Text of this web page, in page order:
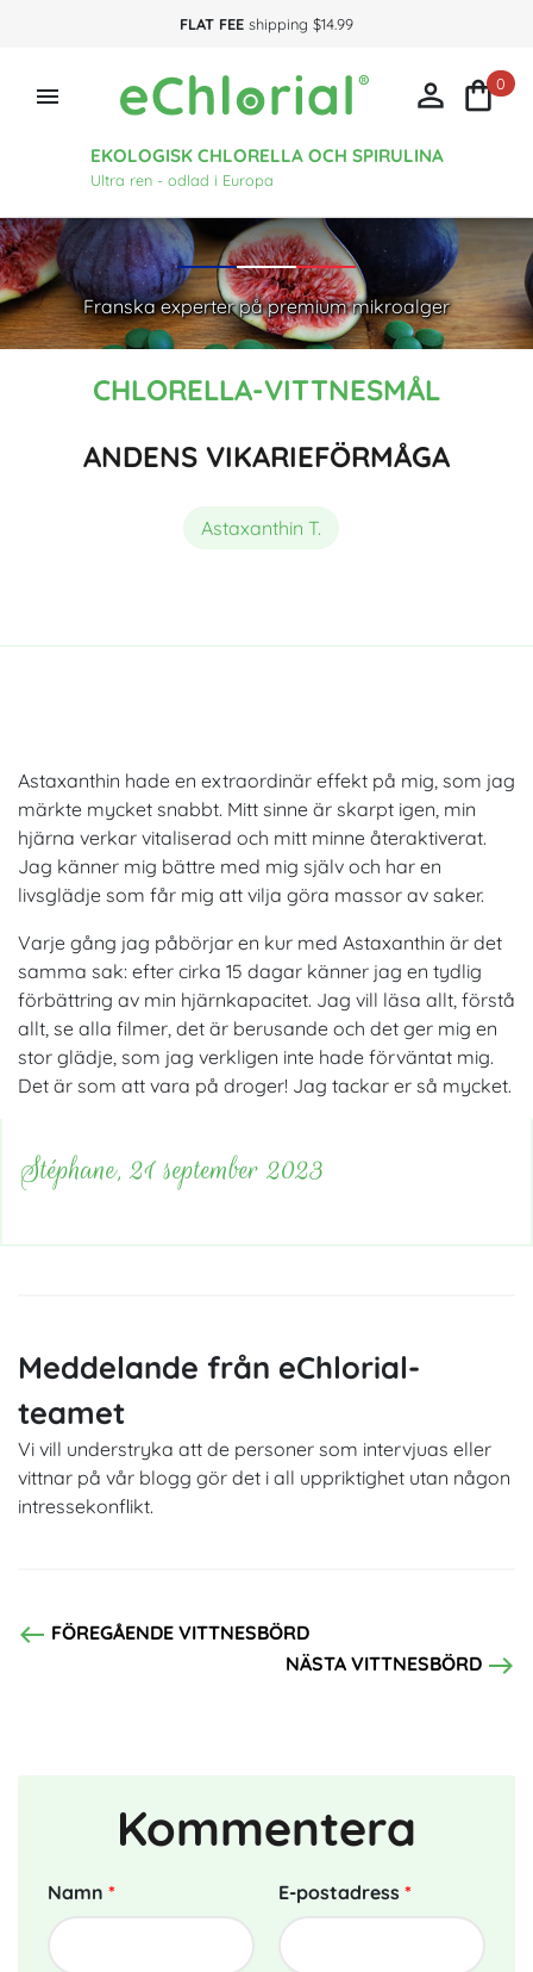
FLAT FEE shipping $14.99

EKOLOGISK CHLORELLA OCH SPIRULINA
Ultra ren - odlad i Europa
 0
Franska experter på premium mikroalger
CHLORELLA-VITTNESMÅL
ANDENS VIKARIEFÖRMÅGA
Astaxanthin T.
Astaxanthin hade en extraordinär effekt på mig, som jag
märkte mycket snabbt. Mitt sinne är skarpt igen, min
hjärna verkar vitaliserad och mitt minne återaktiverat.
Jag känner mig bättre med mig själv och har en
livsglädje som får mig att vilja göra massor av saker.
Varje gång jag påbörjar en kur med Astaxanthin är det
samma sak: efter cirka 15 dagar känner jag en tydlig
förbättring av min hjärnkapacitet. Jag vill läsa allt, förstå
allt, se alla filmer, det är berusande och det ger mig en
stor glädje, som jag verkligen inte hade förväntat mig.
Det är som att vara på droger! Jag tackar er så mycket.
Stéphane, 21 september 2023
Meddelande från eChlorial-
teamet
Vi vill understryka att de personer som intervjuas eller
vittnar på vår blogg gör det i all uppriktighet utan någon
intressekonflikt.
west FÖREGÅENDE VITTNESBÖRD
NÄSTA VITTNESBÖRD east
Kommentera
Namn * E-postadress *